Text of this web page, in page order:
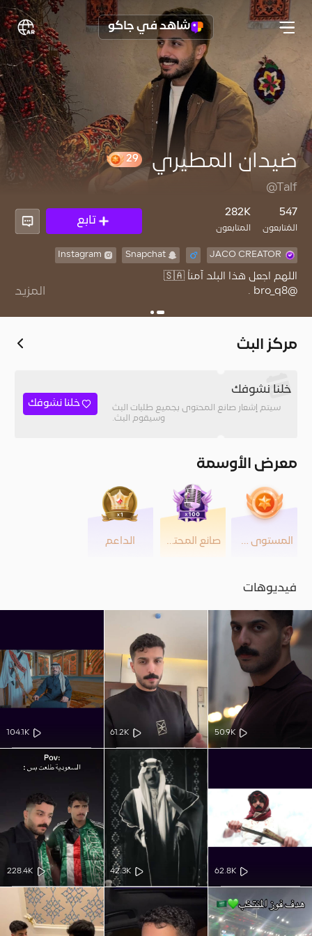
شاهد في جاكو
ضيدان المطيري
@Talf
547
المُتابعون
282K
المتابعون
تابع
JACO CREATOR
Snapchat
اللهم اجعل هذا البلد آمناً 🇸🇦
https://tip.dokan.sa/talf305
المزيد
مركز البث
خلنا نشوفك
سيتم إشعار صانع المحتوى بجميع طلبات البث
وسيقوم البث.
خلنا نشوفك
معرض الأوسمة
المستوى 29 صانع المحتوى الداعم
فيديوهات
50.9K
61.2K
104.1K
62.8K
42.3K
228.4K